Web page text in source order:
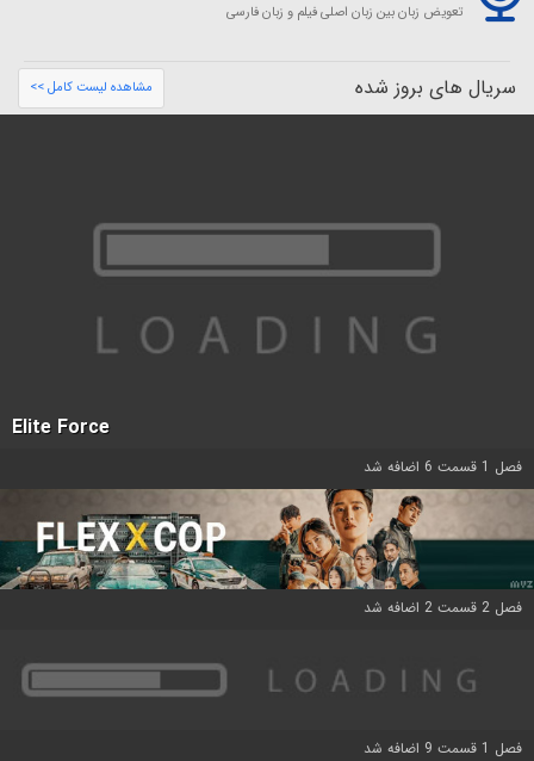
تعویض زبان بین زبان اصلی فیلم و زبان فارسی
سریال های بروز شده مشاهده لیست کامل >>
Elite Force
فصل 1 قسمت 6 اضافه شد
فصل 2 قسمت 2 اضافه شد
فصل 1 قسمت 9 اضافه شد